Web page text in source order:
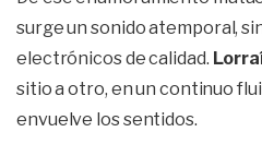
surge un sonido atemporal,
electrónicos de calidad.
sitio a otro, en un continuo
envuelve los sentidos.